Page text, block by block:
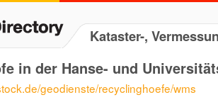
Kataster-,
in der Hanse- und
geodienste/recyclinghoefe/wms